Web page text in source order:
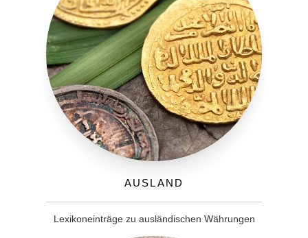
Ausland
Lexikoneinträge zu ausländischen Währungen